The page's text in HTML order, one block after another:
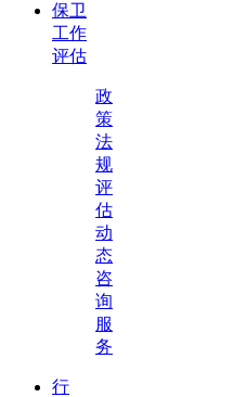
保卫
工作
评估
政
策
法
规
评
估
动
态
咨
询
服
务
行